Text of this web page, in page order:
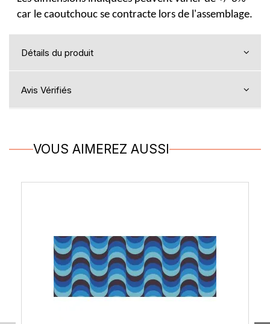
car le caoutchouc se contracte lors de l'assemblage.
Détails du produit
Avis Vérifiés
VOUS AIMEREZ AUSSI